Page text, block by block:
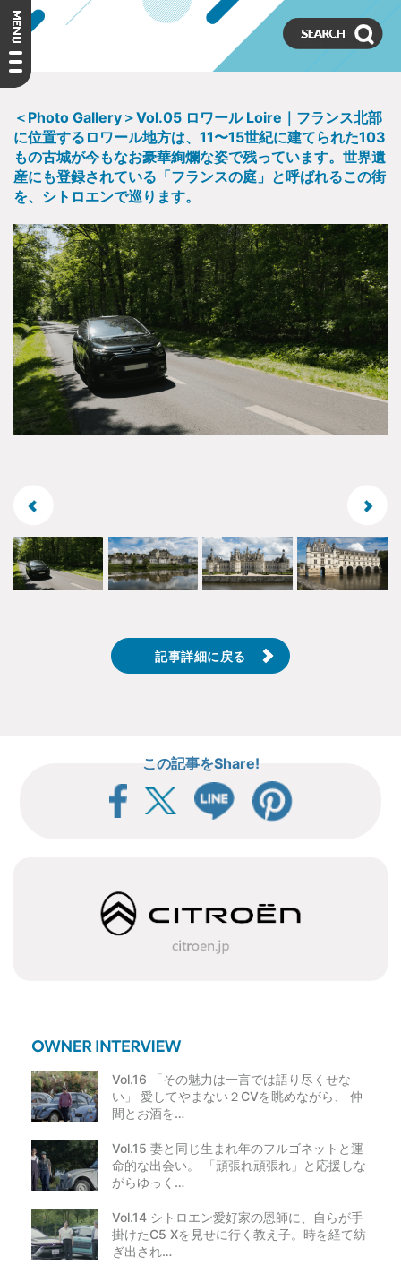
＜Photo Gallery＞Vol.05 ロワール Loire｜フランス北部
に位置するロワール地方は、11〜15世紀に建てられた103
もの古城が今もなお豪華絢爛な姿で残っています。世界遺
産にも登録されている「フランスの庭」と呼ばれるこの街
を、シトロエンで巡ります。
記事詳細に戻る
この記事をShare!
Vol.16 「その魅力は一言では語り尽くせな
い」 愛してやまない２CVを眺めながら、 仲
間とお酒を…
Vol.15 妻と同じ生まれ年のフルゴネットと運
命的な出会い。 「頑張れ頑張れ」と応援しな
がらゆっく…
Vol.14 シトロエン愛好家の恩師に、自らが手
掛けたC5 Xを見せに行く教え子。時を経て紡
ぎ出され…